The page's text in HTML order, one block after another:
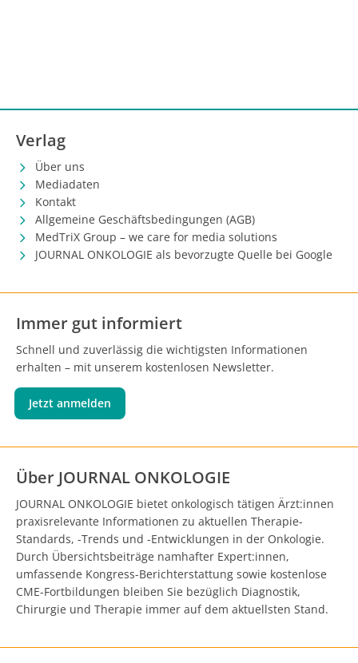
Verlag
Über uns
Mediadaten
Kontakt
Allgemeine Geschäftsbedingungen (AGB)
MedTriX Group – we care for media solutions
JOURNAL ONKOLOGIE als bevorzugte Quelle bei Google
Immer gut informiert
Schnell und zuverlässig die wichtigsten Informationen
erhalten – mit unserem kostenlosen Newsletter.
Jetzt anmelden
Über JOURNAL ONKOLOGIE
JOURNAL ONKOLOGIE bietet onkologisch tätigen Ärzt:innen
praxisrelevante Informationen zu aktuellen Therapie-
Standards, -Trends und -Entwicklungen in der Onkologie.
Durch Übersichtsbeiträge namhafter Expert:innen,
umfassende Kongress-Berichterstattung sowie kostenlose
CME-Fortbildungen bleiben Sie bezüglich Diagnostik,
Chirurgie und Therapie immer auf dem aktuellsten Stand.